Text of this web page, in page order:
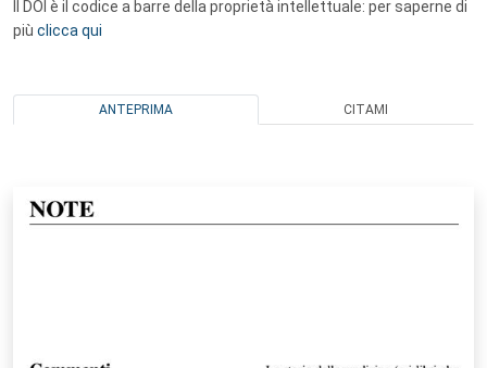
Il DOI è il codice a barre della proprietà intellettuale: per saperne di
più clicca qui
ANTEPRIMA CITAMI